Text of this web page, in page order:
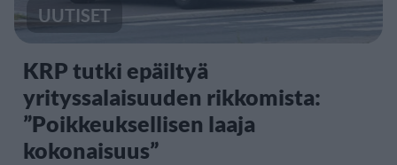
UUTISET
KRP tutki epäiltyä
yrityssalaisuuden rikkomista:
”Poikkeuksellisen laaja
kokonaisuus”